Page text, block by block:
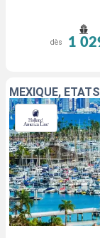
dès 1
MEXIQUE,